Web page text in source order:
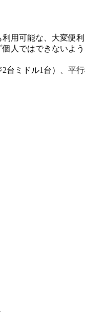
用可能な、大変便利
人ではできないよ
ミドル1台）、平